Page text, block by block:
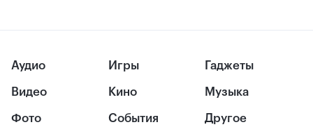
Аудио
Видео
Фото
Игры
Кино
События
Гаджеты
Музыка
Другое